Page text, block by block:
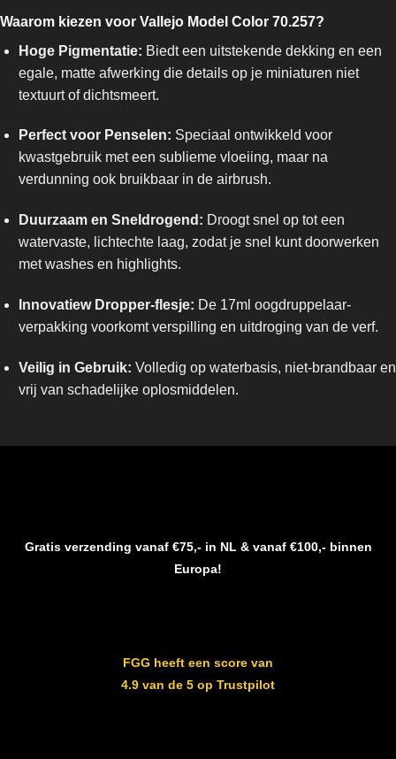
Waarom kiezen voor Vallejo Model Color 70.257?
Hoge Pigmentatie: Biedt een uitstekende dekking en een
egale, matte afwerking die details op je miniaturen niet
textuurt of dichtsmeert.
Perfect voor Penselen: Speciaal ontwikkeld voor
kwastgebruik met een sublieme vloeiing, maar na
verdunning ook bruikbaar in de airbrush.
Duurzaam en Sneldrogend: Droogt snel op tot een
watervaste, lichtechte laag, zodat je snel kunt doorwerken
met washes en highlights.
Innovatiew Dropper-flesje: De 17ml oogdruppelaar-
verpakking voorkomt verspilling en uitdroging van de verf.
Veilig in Gebruik: Volledig op waterbasis, niet-brandbaar en
vrij van schadelijke oplosmiddelen.
Gratis verzending vanaf €75,- in NL & vanaf €100,- binnen
Europa!
FGG heeft een score van
4.9 van de 5 op Trustpilot